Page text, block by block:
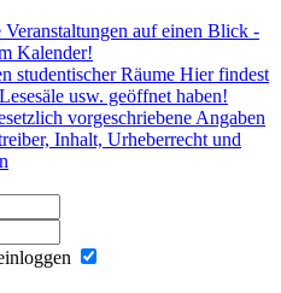
auf einen Blick -
Kalender!
studentischer Räume Hier findest
usw. geöffnet haben!
vorgeschriebene Angaben
Inhalt, Urheberrecht und